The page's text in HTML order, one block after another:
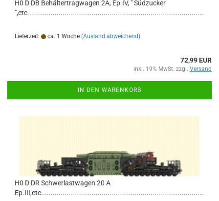
H0 D DB Behältertragwagen 2A, Ep.IV, " Südzucker
",etc......................................................................................................
Lieferzeit: ca. 1 Woche (Ausland abweichend)
72,99 EUR
inkl. 19% MwSt. zzgl. Versand
IN DEN WARENKORB
H0 D DR Schwerlastwagen 20 A
Ep.III,etc...............................................................................................................................